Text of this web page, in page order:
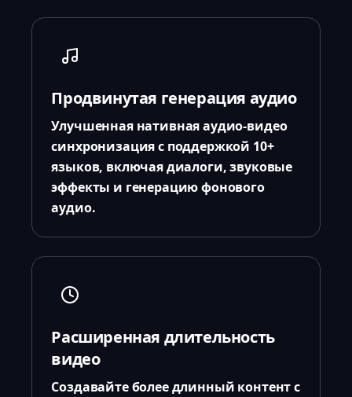
Продвинутая генерация аудио
Улучшенная нативная аудио-видео
синхронизация с поддержкой 10+
языков, включая диалоги, звуковые
эффекты и генерацию фонового
аудио.
Расширенная длительность
видео
Создавайте более длинный контент с